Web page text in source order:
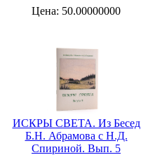
Цена: 50.00000000
ИСКРЫ СВЕТА. Из Бесед
Б.Н. Абрамова с Н.Д.
Спириной. Вып. 5